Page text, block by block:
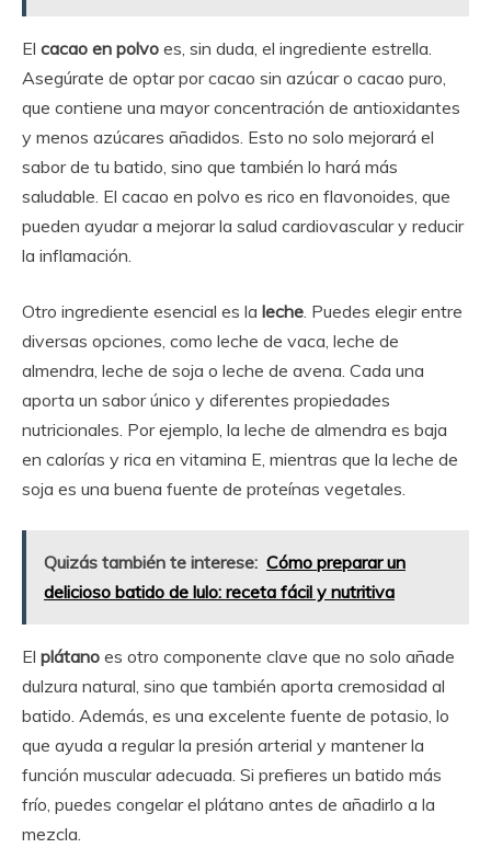
El cacao en polvo es, sin duda, el ingrediente estrella.
Asegúrate de optar por cacao sin azúcar o cacao puro,
que contiene una mayor concentración de antioxidantes
y menos azúcares añadidos. Esto no solo mejorará el
sabor de tu batido, sino que también lo hará más
saludable. El cacao en polvo es rico en flavonoides, que
pueden ayudar a mejorar la salud cardiovascular y reducir
la inflamación.
Otro ingrediente esencial es la leche . Puedes elegir entre
diversas opciones, como leche de vaca, leche de
almendra, leche de soja o leche de avena. Cada una
aporta un sabor único y diferentes propiedades
nutricionales. Por ejemplo, la leche de almendra es baja
en calorías y rica en vitamina E, mientras que la leche de
soja es una buena fuente de proteínas vegetales.
Quizás también te interese: Cómo preparar un
delicioso batido de lulo: receta fácil y nutritiva
El plátano es otro componente clave que no solo añade
dulzura natural, sino que también aporta cremosidad al
batido. Además, es una excelente fuente de potasio, lo
que ayuda a regular la presión arterial y mantener la
función muscular adecuada. Si prefieres un batido más
frío, puedes congelar el plátano antes de añadirlo a la
mezcla.